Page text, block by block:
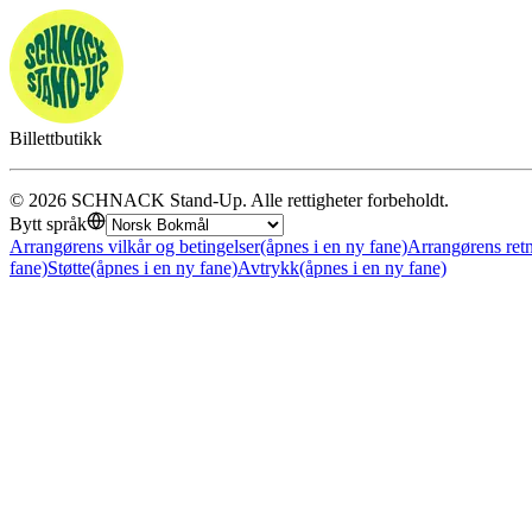
Billettbutikk
© 2026 SCHNACK Stand-Up. Alle rettigheter forbeholdt.
Bytt språk
Arrangørens vilkår og betingelser(åpnes i en ny fane)Arrangørens
fane)Støtte(åpnes i en ny fane)Avtrykk(åpnes i en ny fane)